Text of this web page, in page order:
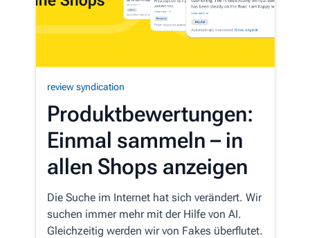
review syndication
Produktbewertungen:
Einmal sammeln – in
allen Shops anzeigen
Die Suche im Internet hat sich verändert. Wir
suchen immer mehr mit der Hilfe von AI.
Gleichzeitig werden wir von Fakes überflutet.